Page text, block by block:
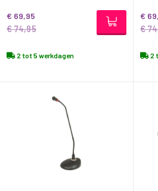
€ 69,95
€ 74,95
2 tot 5 werkdagen
€
€
2